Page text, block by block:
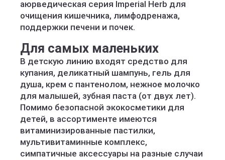
аюрведическая серия Imperial Herb для
очищения кишечника, лимфодренажа,
поддержки печени и почек.
Для самых маленьких
В детскую линию входят средство для
купания, деликатный шампунь, гель для
душа, крем с пантенолом, нежное молочко
для малышей, зубная паста (от двух лет).
Помимо безопасной экокосметики для
детей, в ассортименте имеются
витаминизированные пастилки,
мультивитаминные комплекс,
симпатичные аксессуары на разные случаи